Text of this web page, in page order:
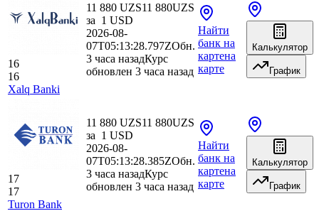
16
16
Xalq Banki
11 880 UZS11 880UZS
за 1 USD
2026-08-
07T05:13:28.797ZОбн.
3 часа назадКурс
обновлен 3 часа назад
Найти
банк на
картена
карте
Калькулятор
График
17
17
Turon Bank
11 880 UZS11 880UZS
за 1 USD
2026-08-
07T05:13:28.385ZОбн.
3 часа назадКурс
обновлен 3 часа назад
Найти
банк на
картена
карте
Калькулятор
График